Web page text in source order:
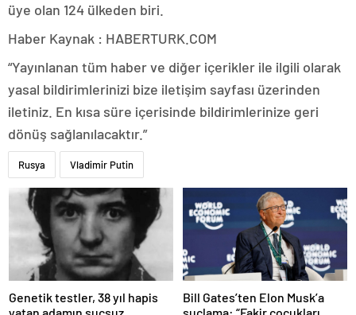
üye olan 124 ülkeden biri.
Haber Kaynak : HABERTURK.COM
“Yayınlanan tüm haber ve diğer içerikler ile ilgili olarak
yasal bildirimlerinizi bize iletişim sayfası üzerinden
iletiniz. En kısa süre içerisinde bildirimlerinize geri
dönüş sağlanılacaktır.”
Rusya Vladimir Putin
Genetik testler, 38 yıl hapis
Bill Gates’ten Elon Musk’a